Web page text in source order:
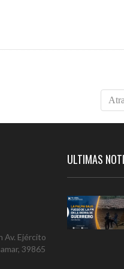
Av. Ejército
39865
ULTIMAS